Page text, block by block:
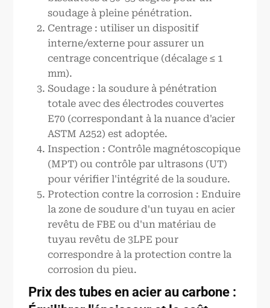
soudage à pleine pénétration.
Centrage : utiliser un dispositif
interne/externe pour assurer un
centrage concentrique (décalage ≤ 1
mm).
Soudage : la soudure à pénétration
totale avec des électrodes couvertes
E70 (correspondant à la nuance d'acier
ASTM A252) est adoptée.
Inspection : Contrôle magnétoscopique
(MPT) ou contrôle par ultrasons (UT)
pour vérifier l'intégrité de la soudure.
Protection contre la corrosion : Enduire
la zone de soudure d'un tuyau en acier
revêtu de FBE ou d'un matériau de
tuyau revêtu de 3LPE pour
correspondre à la protection contre la
corrosion du pieu.
Prix des tubes en acier au carbone :